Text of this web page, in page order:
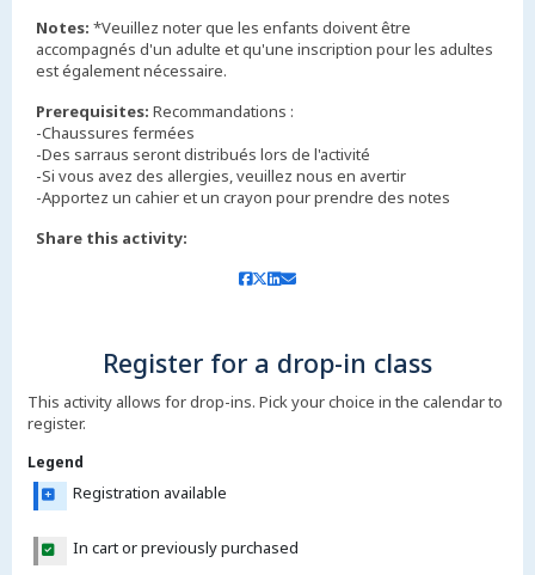
Notes: *Veuillez noter que les enfants doivent être
accompagnés d'un adulte et qu'une inscription pour les adultes
est également nécessaire.
Prerequisites: Recommandations :
-Chaussures fermées
-Des sarraus seront distribués lors de l'activité
-Si vous avez des allergies, veuillez nous en avertir
-Apportez un cahier et un crayon pour prendre des notes
Share this activity:
Register for a drop-in class
This activity allows for drop-ins. Pick your choice in the calendar to
register.
Legend
Registration available
In cart or previously purchased